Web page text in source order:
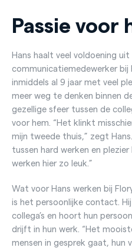
Passie voor
Hans haalt veel voldoening uit
communicatiemedewerker bij
inmiddels al 9 jaar met veel
meer weg te denken binnen
gezellige sfeer tussen de
voor hem. “Het klinkt
mijn tweede thuis,” zegt
tussen hard werken en
werken hier zo leuk.”
Wat voor Hans werken bij
is het persoonlijke contact.
collega’s en hoort hun
drijft in hun werk. “Het
mensen in gesprek gaat, hun